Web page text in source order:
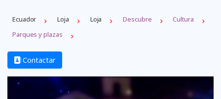
Ecuador Loja Loja Descubre
Cultura
Parques y plazas
Contactar